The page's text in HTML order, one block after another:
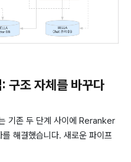
조 자체를 바꾸다
기존 두 단계 사이에 Reranker
해결했습니다. 새로운 파이프